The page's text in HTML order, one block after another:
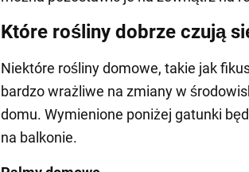
Które rośliny dobrze czują
Niektóre rośliny domowe, takie jak
bardzo wrażliwe na zmiany w
domu. Wymienione poniżej gatunki
na balkonie.